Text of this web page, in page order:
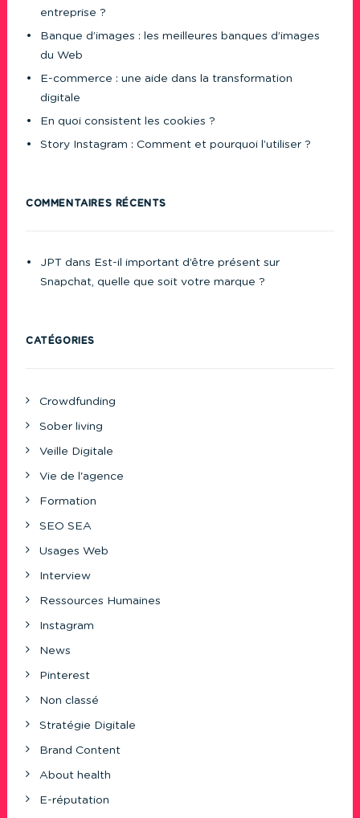
entreprise ?
Banque d’images : les meilleures banques d’images
du Web
E-commerce : une aide dans la transformation
digitale
En quoi consistent les cookies ?
Story Instagram : Comment et pourquoi l’utiliser ?
COMMENTAIRES RÉCENTS
JPT dans Est-il important d’être présent sur
Snapchat, quelle que soit votre marque ?
CATÉGORIES
Crowdfunding
Sober living
Veille Digitale
Vie de l'agence
Formation
SEO SEA
Usages Web
Interview
Ressources Humaines
Instagram
News
Pinterest
Non classé
Stratégie Digitale
Brand Content
About health
E-réputation